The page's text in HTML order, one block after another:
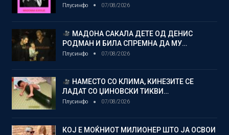
Плусинфо 07/08/2026
МАДОНА САКАЛА ДЕТЕ ОД ДЕНИС
РОДМАН И БИЛА СПРЕМНА ДА МУ…
Плусинфо 07/08/2026
НАМЕСТО СО КЛИМА, КИНЕЗИТЕ СЕ
ЛАДАТ СО ЏИНОВСКИ ТИКВИ…
Плусинфо 07/08/2026
КОЈ Е МОЌНИОТ МИЛИОНЕР ШТО ЈА ОСВОИ